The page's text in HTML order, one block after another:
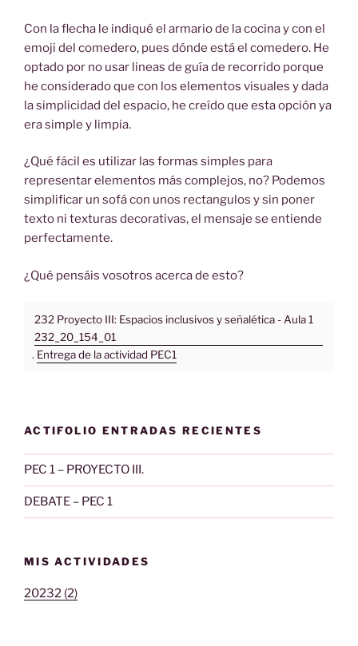
Con la flecha le indiqué el armario de la cocina y con el
emoji del comedero, pues dónde está el comedero. He
optado por no usar lineas de guía de recorrido porque
he considerado que con los elementos visuales y dada
la simplicidad del espacio, he creído que esta opción ya
era simple y limpia.
¿Qué fácil es utilizar las formas simples para
representar elementos más complejos, no? Podemos
simplificar un sofá con unos rectangulos y sin poner
texto ni texturas decorativas, el mensaje se entiende
perfectamente.
¿Qué pensáis vosotros acerca de esto?
232 Proyecto III: Espacios inclusivos y señalética - Aula 1
232_20_154_01
. Entrega de la actividad PEC1
ACTIFOLIO ENTRADAS RECIENTES
PEC 1 – PROYECTO III.
DEBATE – PEC 1
MIS ACTIVIDADES
20232 (2)